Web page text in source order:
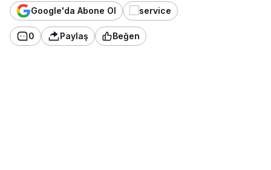
Google'da Abone Ol
0 Paylaş Beğen